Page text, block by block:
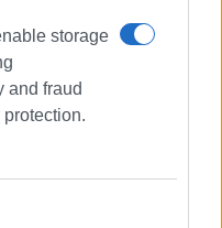
storage
and fraud